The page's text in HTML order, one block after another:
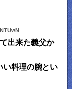
出来た義父か
い料理の腕とい